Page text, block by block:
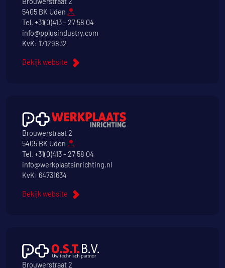
5405 BK Uden
Tel. +31(0)413 - 27 58 04
info@pplusindustry.com
KvK: 17129832
Bekijk website
Brouwerstraat 2
5405 BK Uden
Tel. +31(0)413 - 27 58 04
info@werkplaatsinrichting.nl
KvK: 64731634
Bekijk website
Brouwerstraat 2